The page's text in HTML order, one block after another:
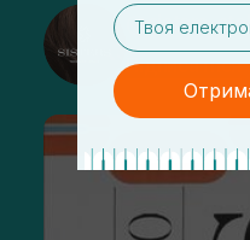
Підписатися
email